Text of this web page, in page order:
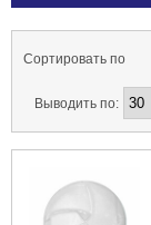
Сортировать по
Выводить по: